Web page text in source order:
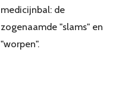
medicijnbal: de
zogenaamde "slams" en
"worpen".